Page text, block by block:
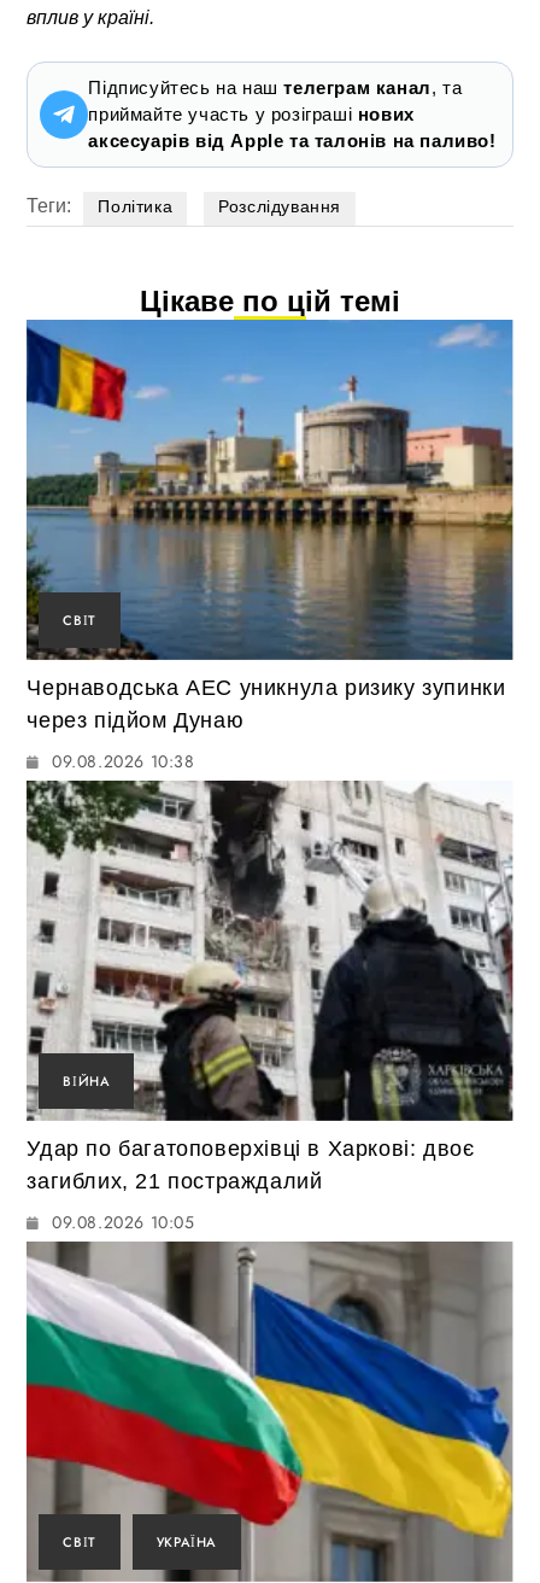
вплив у країні.
Підписуйтесь на наштелеграм канал, та
приймайте участь у розіграші нових
аксесуарів від Apple та талонів на паливо!
Теги: Політика Розслідування
Цікаве по цій темі
СВІТ
Чернаводська АЕС уникнула ризику зупинки
через підйом Дунаю
09.08.2026 10:38
ВІЙНА
Удар по багатоповерхівці в Харкові: двоє
загиблих, 21 постраждалий
09.08.2026 10:05
СВІТ УКРАЇНА